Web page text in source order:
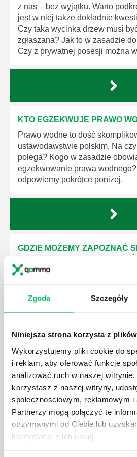
Zgoda Szczegóły
Niniejsza strona korzysta z
Wykorzystujemy pliki cookie do
i reklam, aby oferować funkcje
analizować ruch w naszej
korzystasz z naszej witryny,
społecznościowym, reklamowym i
Partnerzy mogą połączyć te
otrzymanymi od Ciebie lub
korzystania z ich usług.
z nas – bez wyjątku. Warto
jest w niej także dokładnie
Czy taka wycinka drzew musi
zgłaszana? Jak to w zasadzie
Czy z prywatnej posesji można
KTO EGZEKWUJE PRAWO
Prawo wodne to dość
ustawodawstwie polskim. Na
polega? Kogo w zasadzie
egzekwowanie prawa
odpowiemy pokrótce poniżej.
GDZIE MOŻEMY ZAPOZNAĆ
WYMAGANIAMI NORM
MEDYCZNYCH?
społeczeństwa wprowadzane
będą zobowiązane przestrzegać
wprowadzenie dąży do
produktów, które trafiają do
CZYM ZAJMUJE SIĘ
LABORATORIUM?